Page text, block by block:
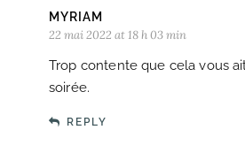
MYRIAM
22 mai 2022 at 18 h 03 min
Trop contente que cela vous
soirée.
REPLY